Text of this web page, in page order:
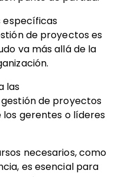
específicas
de proyectos es
va más allá de la
las
de proyectos
los gerentes o líderes
necesarios, como
es esencial para